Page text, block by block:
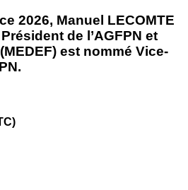
2026, Manuel LECOMTE
de l’AGFPN et
est nommé Vice-